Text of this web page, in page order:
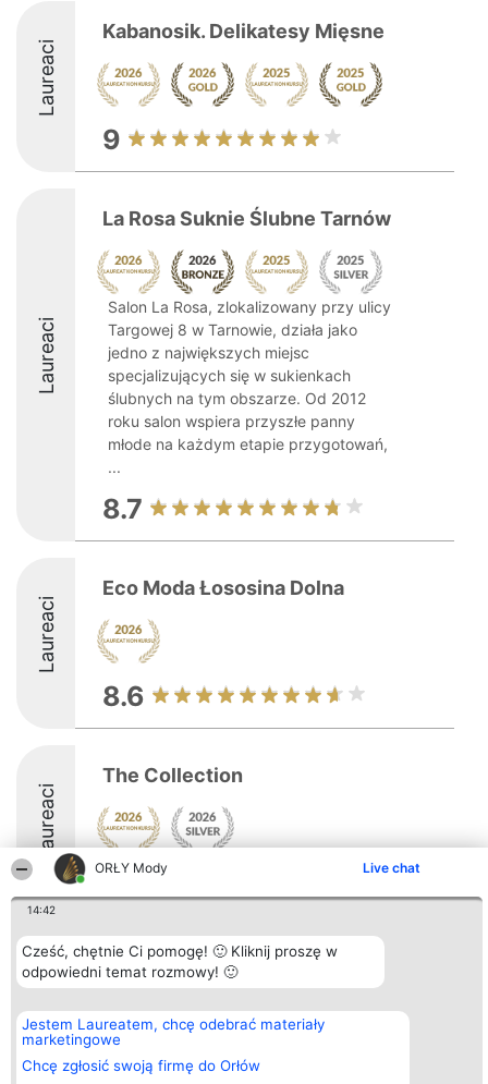
ORŁY Mody Live chat
14:42
Cześć, chętnie Ci pomogę! 🙂 Kliknij proszę w
odpowiedni temat rozmowy! 🙂
Jestem Laureatem, chcę odebrać materiały
marketingowe
Chcę zgłosić swoją firmę do Orłów
Laureaci
Kabanosik. Delikatesy Mięsne
9
Laureaci
La Rosa Suknie Ślubne Tarnów
Salon La Rosa, zlokalizowany przy ulicy
Targowej 8 w Tarnowie, działa jako
jedno z największych miejsc
specjalizujących się w sukienkach
ślubnych na tym obszarze. Od 2012
roku salon wspiera przyszłe panny
młode na każdym etapie przygotowań,
...
8.7
Laureaci
Eco Moda Łososina Dolna
8.6
Laureaci
The Collection
8.9
Organizator plebiscytu
Bright Side Solutions sp. z o.
o. sp. k.
Wrocław 50-079
KRS 0000749100 | Regon
381313360 | NIP 8943132676
+48 508 492 400
Plebiscyt
Laureaci
Lista
Laureatów
Regulamin
Polityka
Kontakt